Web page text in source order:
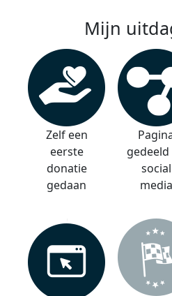
Mijn
Zelf een
eerste
donatie
gedaan
gedeeld
social
media